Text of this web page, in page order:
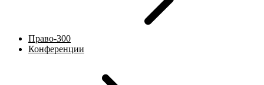
Право-300
Конференции